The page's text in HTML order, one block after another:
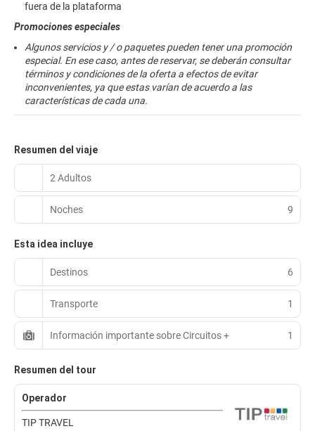
fuera de la plataforma
Promociones especiales
Algunos servicios y / o paquetes pueden tener una promoción
especial. En ese caso, antes de reservar, se deberán consultar
términos y condiciones de la oferta a efectos de evitar
inconvenientes, ya que estas varían de acuerdo a las
características de cada una.
Resumen del viaje
2 Adultos
Noches 9
Esta idea incluye
Destinos 6
Transporte 1
Información importante sobre Circuitos + 1
Resumen del tour
Operador
TIP TRAVEL